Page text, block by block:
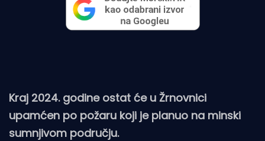
Kraj 2024. godine ostat će u Žrnovnici
upamćen po požaru koji je planuo na minski
sumnjivom području.